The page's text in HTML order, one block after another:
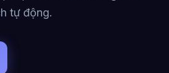
tự động.